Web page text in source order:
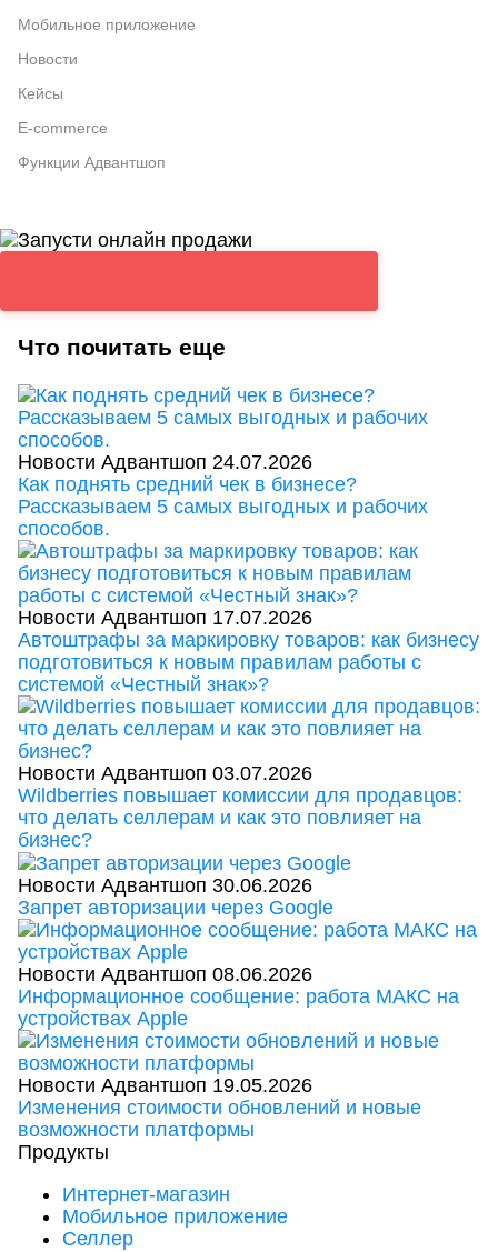
Мобильное приложение
Новости
Кейсы
E-commerce
Функции Адвантшоп
Что почитать еще
Новости Адвантшоп 24.07.2026
Как поднять средний чек в бизнесе?
Рассказываем 5 самых выгодных и рабочих
способов.
Новости Адвантшоп 17.07.2026
Автоштрафы за маркировку товаров: как бизнесу
подготовиться к новым правилам работы с
системой «Честный знак»?
Новости Адвантшоп 03.07.2026
Wildberries повышает комиссии для продавцов:
что делать селлерам и как это повлияет на
бизнес?
Новости Адвантшоп 30.06.2026
Запрет авторизации через Google
Новости Адвантшоп 08.06.2026
Информационное сообщение: работа МАКС на
устройствах Apple
Новости Адвантшоп 19.05.2026
Изменения стоимости обновлений и новые
возможности платформы
Продукты
Интернет-магазин
Мобильное приложение
Селлер